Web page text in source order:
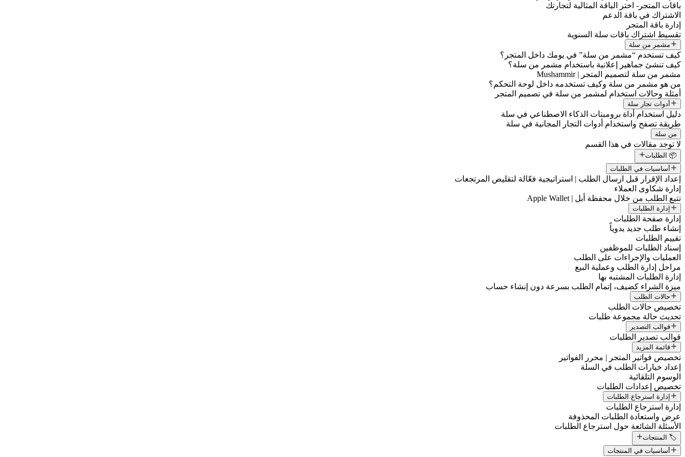
باقات المتجر- اختر الباقة المثالية لتجارتك
الاشتراك في باقة الدعم
إدارة باقة المتجر
تقسيط اشتراك باقات سلة السنوية
مشمر من سلة
كيف تستخدم “مشمر من سلة” في يومك داخل المتجر؟
كيف تنشئ جماهير إعلانية باستخدام مشمر من سلة؟
مشمر من سلة لتصميم المتجر | Mushammir
من هو مشمر من سلة وكيف تستخدمه داخل لوحة التحكم؟
أمثلة وحالات استخدام لمشمر من سلة في تصميم المتجر
أدوات تجار سلة
دليل استخدام أداة برومبتات الذكاء الاصطناعي في سلة
طريقة تصفح واستخدام أدوات التجار المجانية في سلة
من سلة
لا توجد مقالات في هذا القسم
📦 الطلبات
أساسيات في الطلبات
إعداد الإقرار قبل ارسال الطلب | استراتيجية فعّالة لتقليص المرتجعات
إدارة شكاوى العملاء
تتبع الطلب من خلال محفظة أبل | Apple Wallet
إدارة الطلبات
إدارة صفحة الطلبات
إنشاء طلب جديد يدوياً
تقييم الطلبات
إسناد الطلبات للموظفين
العمليات والإجراءات على الطلب
مراحل إدارة الطلب وعملية البيع
إدارة الطلبات المشتبه بها
ميزة الشراء كضيف، إتمام الطلب بسرعة دون إنشاء حساب
حالات الطلب
تخصيص حالات الطلب
تحديث حالة مجموعة طلبات
قوالب التصدير
قوالب تصدير الطلبات
قائمة المزيد
تخصيص فواتير المتجر | محرر الفواتير
إعداد خيارات الطلب في السلة
الوسوم التلقائية
تخصيص إعدادات الطلبات
إدارة استرجاع الطلبات
إدارة استرجاع الطلبات
عرض واستعادة الطلبات المحذوفة
الأسئلة الشائعة حول استرجاع الطلبات
🏷️ المنتجات
أساسيات في المنتجات